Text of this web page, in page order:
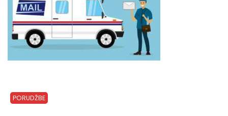
PORUDŽBE